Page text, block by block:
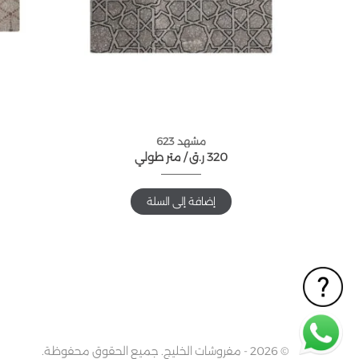
مشهد 623
متر طولي / 320ر.ق
إضافة إلى السلة
© 2026 - مفروشات الخليج. جميع الحقوق محفوظة.